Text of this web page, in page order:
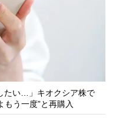
たい…」キオクシア株で
もう一度”と再購入